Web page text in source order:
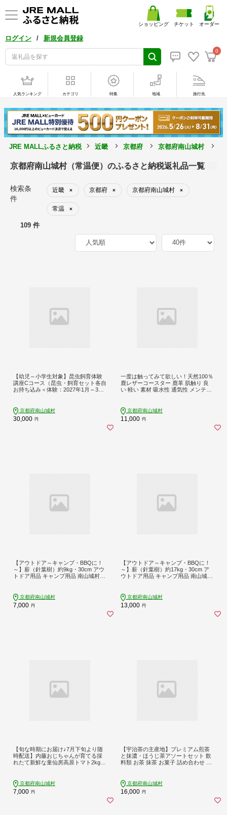
ログイン / 新規会員登録
0
ショッピング チケット オーダー
人気ランキング カテゴリ 特集 地域 旅行先
JRE MALLふるさと納税 近畿 京都府 京都府南山城村
京都府南山城村（常温便）のふるさと納税返礼品一覧
検索条
件
近畿 × 京都府 × 京都府南山城村 ×
常温 ×
109 件
【幼児～小学生対象】昆虫飼育体験
講座Cコース（昆虫・飼育セット各自
お持ち込み＜体験：2027年1月～3月
京都府南山城村
30,000 円
一度は触ってみて欲しい！天然100％
鹿レザーコースター 鹿革 肌触り 良
い 軽い 素材 吸水性 通気性 メンテナ
京都府南山城村
11,000 円
【アウトドア～キャンプ・BBQに！
～】薪（針葉樹）約9kg・30cm アウ
トドア用品 キャンプ用品 南山城村産
京都府南山城村
7,000 円
【アウトドア～キャンプ・BBQに！
～】薪（針葉樹）約17kg・30cm ア
ウトドア用品 キャンプ用品 南山城村
プ 京都府南山城村
13,000 円
【旬な時期にお届け♪7月下旬より随
時配送】内藤おじちゃんが育てる採
れたて新鮮な童仙房高原トマト2kgセ
サラダ 緑黄色野菜
京都府南山城村
7,000 円
【宇治茶の主産地】プレミアム煎茶
と抹濃・ほうじ茶アソートセット 飲
料類 お茶 抹茶 お菓子 詰め合わせ ギ
京都府南山城村
16,000 円